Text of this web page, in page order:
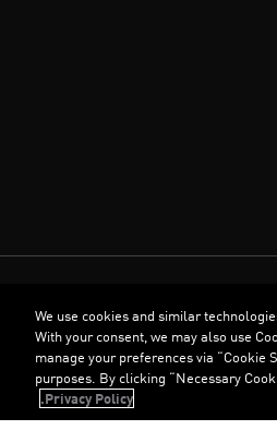
We use cookies and similar
With your consent, we may also use
manage your preferences via “Cookie
purposes. By clicking “Necessary
Privacy Policy.